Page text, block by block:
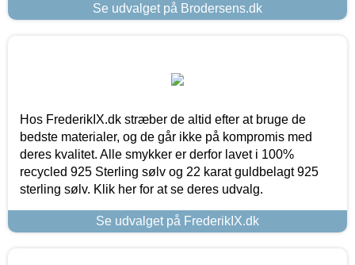
Se udvalget på Brodersens.dk
Hos FrederikIX.dk stræber de altid efter at bruge de
bedste materialer, og de går ikke på kompromis med
deres kvalitet. Alle smykker er derfor lavet i 100%
recycled 925 Sterling sølv og 22 karat guldbelagt 925
sterling sølv. Klik her for at se deres udvalg.
Se udvalget på FrederikIX.dk